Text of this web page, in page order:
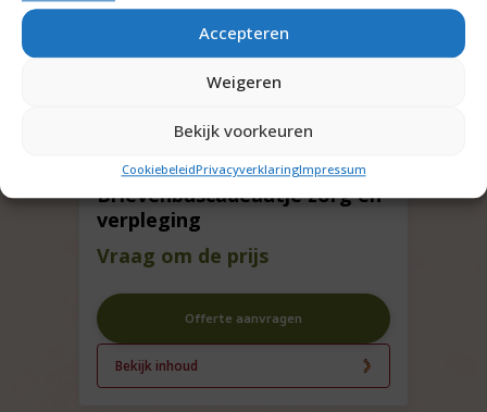
Accepteren
Weigeren
Bekijk voorkeuren
CookiebeleidPrivacyverklaringImpressum
Brievenbuscadeautje zorg en
verpleging
Vraag om de prijs
Offerte aanvragen
Bekijk inhoud